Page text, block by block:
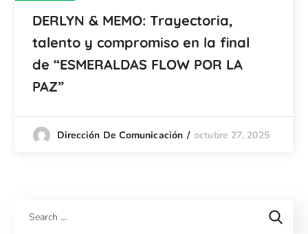
DERLYN & MEMO: Trayectoria,
talento y compromiso en la final
de “ESMERALDAS FLOW POR LA
PAZ”
Dirección De Comunicación octubre 27, 2025